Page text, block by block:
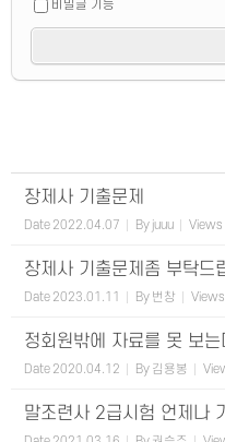
비밀글 기능
장제사 기출문제
Date 2022.04.07 By juuu Views
장제사 기출문제좀 부탁드
Date 2023.01.11 By 번창 Views
정회원밖에 자료를 못 보
Date 2020.04.12 By 김용봉
말조련사 2급시험 언제나